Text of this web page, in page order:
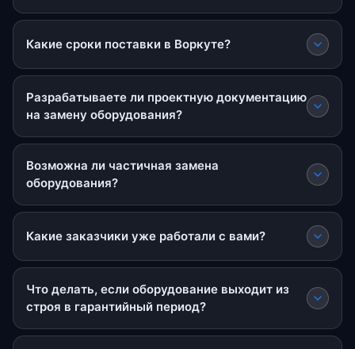
Какие сроки поставки в Воркуте?
Разрабатываете ли проектную документацию
на замену оборудования?
Возможна ли частичная замена
оборудования?
Какие заказчики уже работали с вами?
Что делать, если оборудование выходит из
строя в гарантийный период?